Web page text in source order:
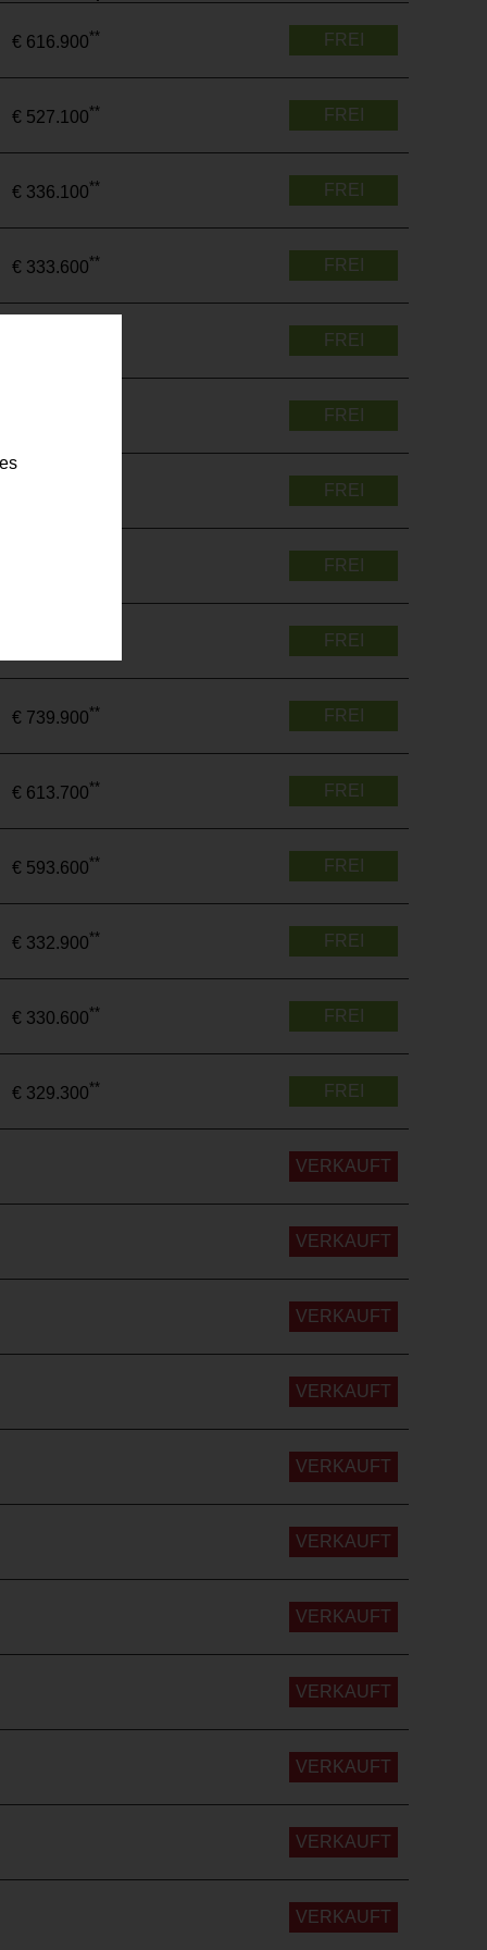
€ 616.900** FREI
€ 527.100** FREI
€ 336.100** FREI
€ 333.600** FREI
FREI
FREI
FREI
FREI
FREI
€ 739.900** FREI
€ 613.700** FREI
€ 593.600** FREI
€ 332.900** FREI
€ 330.600** FREI
€ 329.300** FREI
VERKAUFT
VERKAUFT
VERKAUFT
VERKAUFT
VERKAUFT
VERKAUFT
VERKAUFT
VERKAUFT
VERKAUFT
VERKAUFT
VERKAUFT